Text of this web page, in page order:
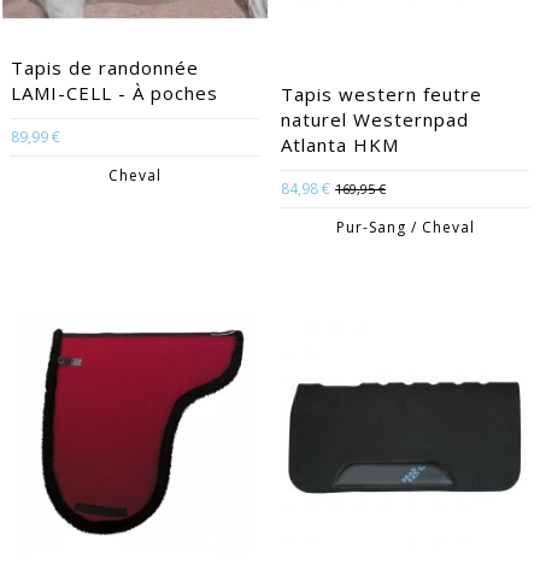
Tapis de randonnée
LAMI-CELL - À poches
89,99 €
Cheval
Tapis western feutre
naturel Westernpad
Atlanta HKM
84,98 € 169,95 €
Pur-Sang / Cheval